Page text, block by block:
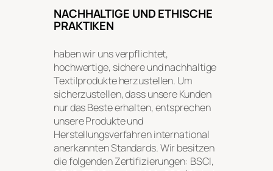
NACHHALTIGE UND ETHISCHE
PRAKTIKEN
haben wir uns verpflichtet,
hochwertige, sichere und nachhaltige
Textilprodukte herzustellen. Um
sicherzustellen, dass unsere Kunden
nur das Beste erhalten, entsprechen
unsere Produkte und
Herstellungsverfahren international
anerkannten Standards. Wir besitzen
die folgenden Zertifizierungen: BSCI,